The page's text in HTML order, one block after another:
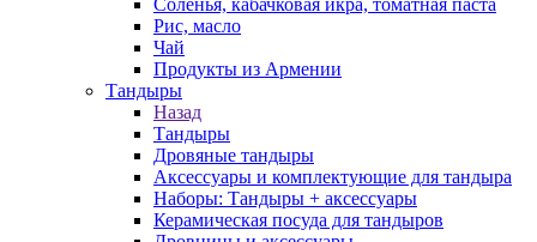
Соленья, кабачковая икра, томатная паста
Рис, масло
Чай
Продукты из Армении
Тандыры
Назад
Тандыры
Дровяные тандыры
Аксессуары и комплектующие для тандыра
Наборы: Тандыры + аксессуары
Керамическая посуда для тандыров